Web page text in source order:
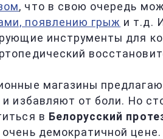
, что в свою очередь
появлению грыж и т.д.
инструменты для
магазины
и избавляют от боли. Но
в Белорусский
демократичной